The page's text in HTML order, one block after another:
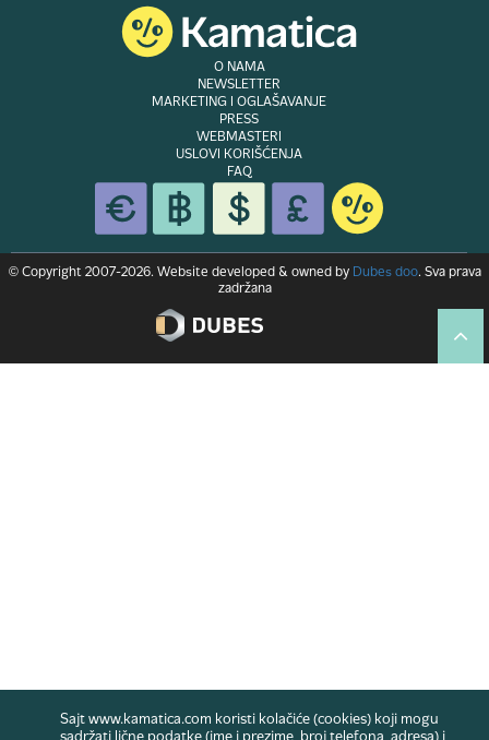
O NAMA
NEWSLETTER
MARKETING I OGLAŠAVANJE
PRESS
WEBMASTERI
USLOVI KORIŠĆENJA
FAQ
© Copyright 2007-2026. Website developed & owned by Dubes doo. Sva prava
zadržana
Sajt www.kamatica.com koristi kolačiće (cookies) koji mogu